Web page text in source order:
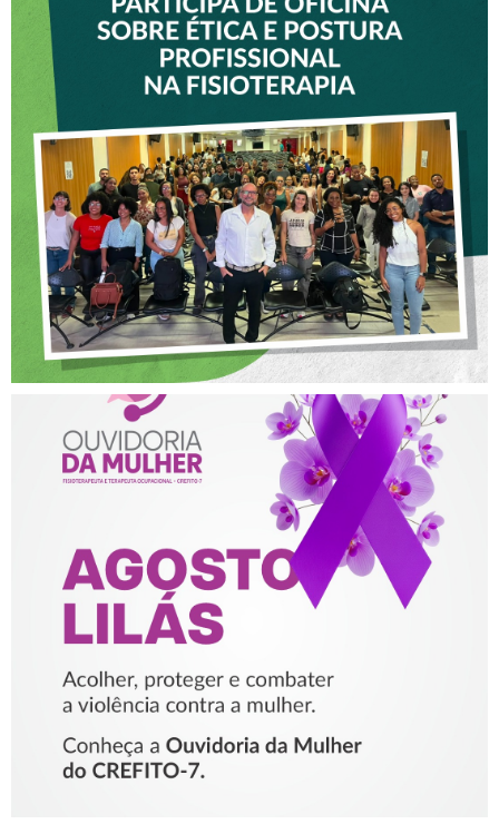
VICE-PRESIDENTE DO
CREFITO-7 PARTICIPA DE
OFICINA SOBRE ÉTICA E
POSTURA PROFISSIONAL
NA FISIOTERAPIA
AGOSTO LILÁS – ACOLHER,
PROTEGER E COMBATER A
VIOLÊNCIA CONTRA A
MULHER